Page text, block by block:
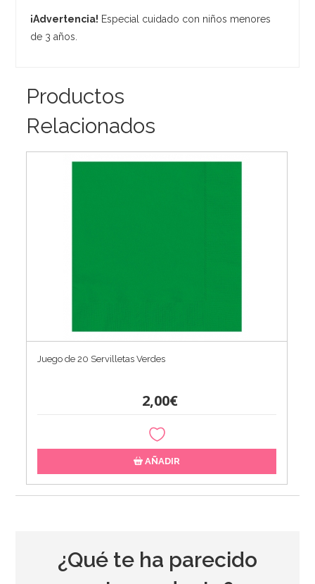
¡Advertencia! Especial cuidado con niños menores
de 3 años.
Productos
Relacionados
Juego de 20 Servilletas Verdes
2,00€
AÑADIR
¿Qué te ha parecido